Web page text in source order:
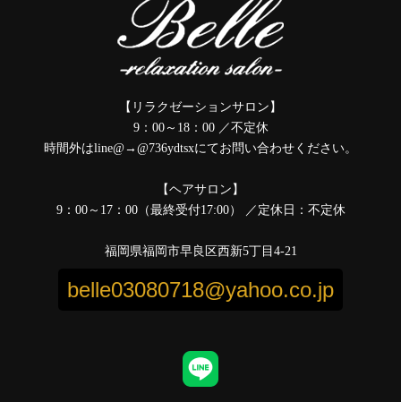
【リラクゼーションサロン】
9：00～18：00 ／不定休
時間外はline@→@736ydtsxにてお問い合わせください。
【ヘアサロン】
9：00～17：00（最終受付17:00） ／定休日：不定休
福岡県福岡市早良区西新5丁目4-21
belle03080718@yahoo.co.jp